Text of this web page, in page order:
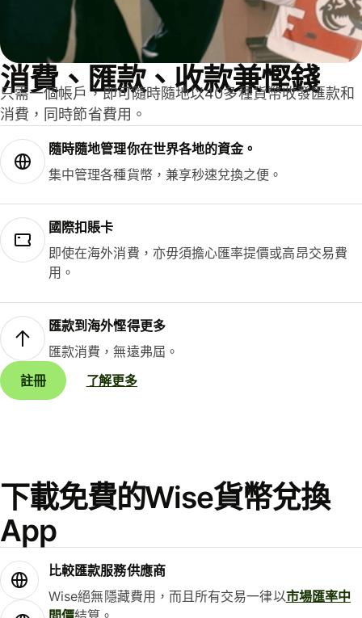
消費、匯款、收款兼慳錢
只需一個帳戶，即可隨時隨地以40多種貨幣收發匯款和
消費，同時節省費用。
隨時隨地管理你在世界各地的資金。
集中管理各種貨幣，兼享秒速兌換之便。
國際扣賬卡
即使在海外消費，亦毋須擔心匯率提價或高昂交易費
用。
匯款到海外慳得更多
匯款消費，無遠弗屆。
註冊
了解更多
下載免費的Wise貨幣兌換
App
比較匯款服務供應商
Wise絕無隱藏費用，而且所有交易一律以市場匯率中